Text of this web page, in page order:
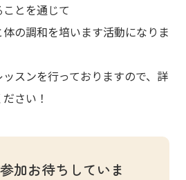
とを通じて
の調和を培います活動になりま
スンを行っておりますので、詳
さい！
加お待ちしていま